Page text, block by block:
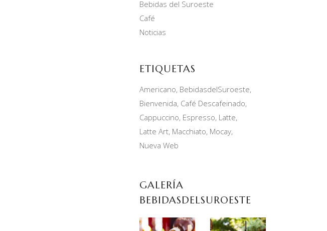
Bebidas del Suroeste
Café
Noticias
ETIQUETAS
Americano BebidasdelSuroeste
Bienvenida Café Descafeinado
Cappuccino Espresso Latte
Latte Art Macchiato Mocay
Nueva Web
GALERÍA
BEBIDASDELSUROESTE